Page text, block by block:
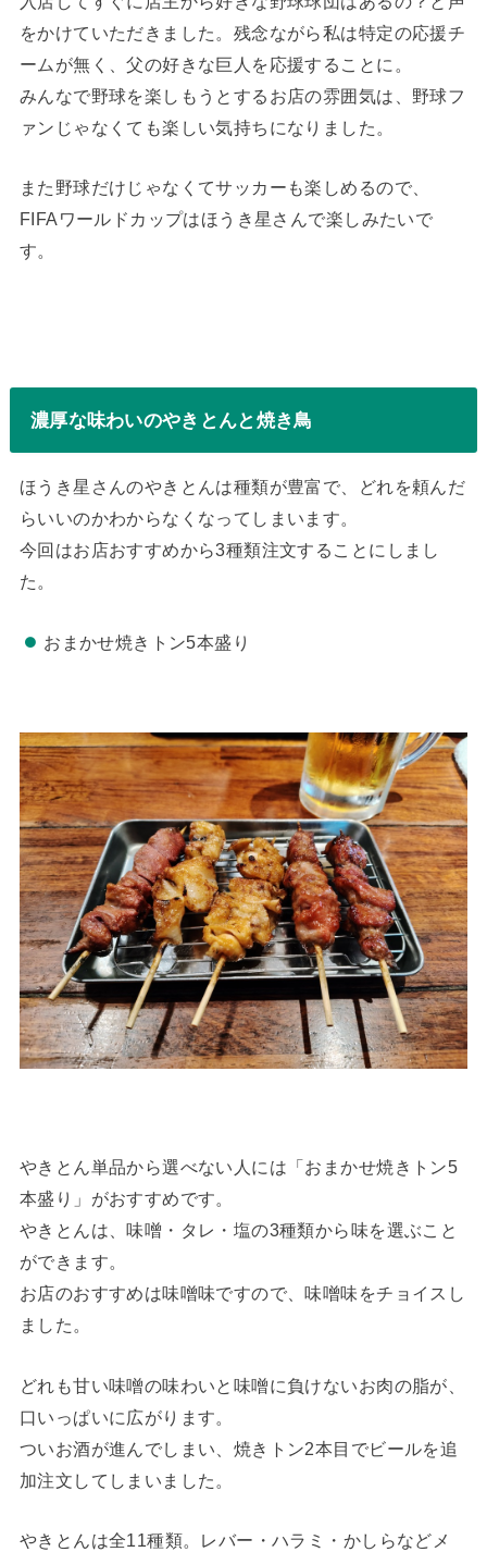
をかけていただきました。残念ながら私は特定の応援チ
ームが無く、父の好きな巨人を応援することに。
みんなで野球を楽しもうとするお店の雰囲気は、野球フ
ァンじゃなくても楽しい気持ちになりました。
また野球だけじゃなくてサッカーも楽しめるので、
FIFAワールドカップはほうき星さんで楽しみたいで
す。
濃厚な味わいのやきとんと焼き鳥
ほうき星さんのやきとんは種類が豊富で、どれを頼んだ
らいいのかわからなくなってしまいます。
今回はお店おすすめから3種類注文することにしまし
た。
おまかせ焼きトン5本盛り
やきとん単品から選べない人には「おまかせ焼きトン5
本盛り」がおすすめです。
やきとんは、味噌・タレ・塩の3種類から味を選ぶこと
ができます。
お店のおすすめは味噌味ですので、味噌味をチョイスし
ました。
どれも甘い味噌の味わいと味噌に負けないお肉の脂が、
口いっぱいに広がります。
ついお酒が進んでしまい、焼きトン2本目でビールを追
加注文してしまいました。
やきとんは全11種類。レバー・ハラミ・かしらなどメ